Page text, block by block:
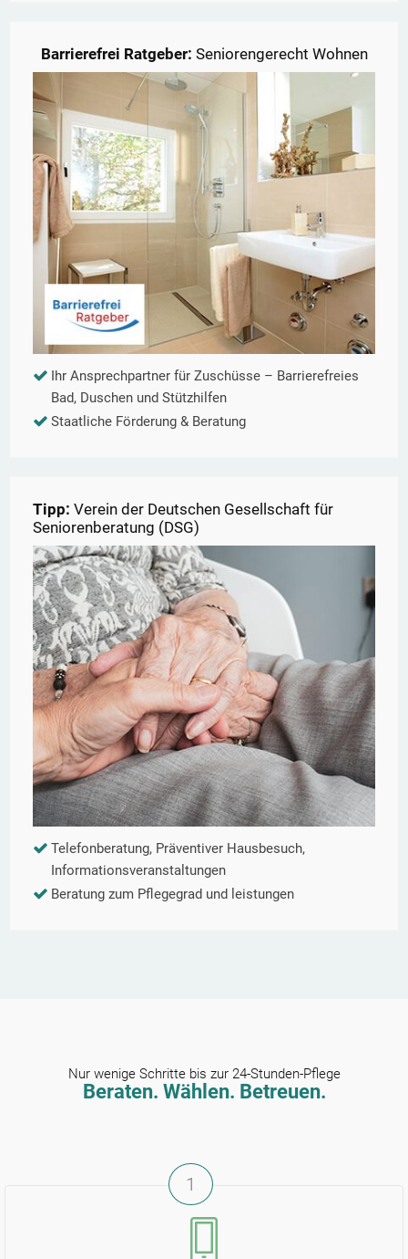
Barrierefrei Ratgeber: Seniorengerecht Wohnen
Ihr Ansprechpartner für Zuschüsse – Barrierefreies
Bad, Duschen und Stützhilfen
Staatliche Förderung & Beratung
Tipp: Verein der Deutschen Gesellschaft für
Seniorenberatung (DSG)
Telefonberatung, Präventiver Hausbesuch,
Informationsveranstaltungen
Beratung zum Pflegegrad und leistungen
Nur wenige Schritte bis zur 24-Stunden-Pflege
Beraten. Wählen. Betreuen.
1